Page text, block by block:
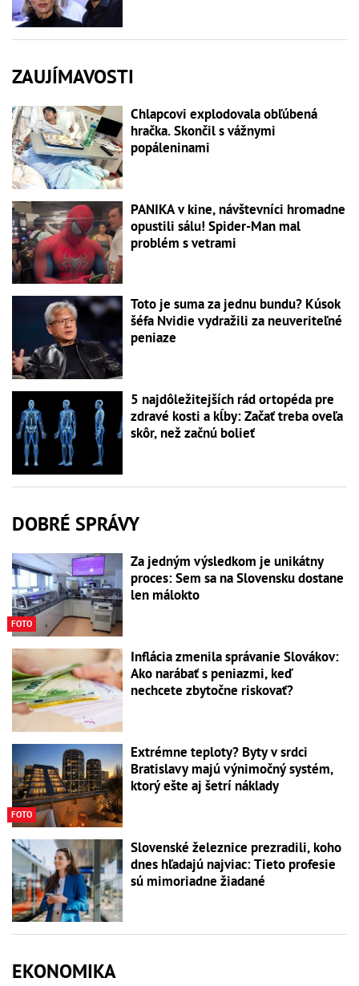
ZAUJÍMAVOSTI
Chlapcovi explodovala obľúbená
hračka. Skončil s vážnymi
popáleninami
PANIKA v kine, návštevníci hromadne
opustili sálu! Spider-Man mal
problém s vetrami
Toto je suma za jednu bundu? Kúsok
šéfa Nvidie vydražili za neuveriteľné
peniaze
5 najdôležitejších rád ortopéda pre
zdravé kosti a kĺby: Začať treba oveľa
skôr, než začnú bolieť
DOBRÉ SPRÁVY
FOTO
Za jedným výsledkom je unikátny
proces: Sem sa na Slovensku dostane
len málokto
Inflácia zmenila správanie Slovákov:
Ako narábať s peniazmi, keď
nechcete zbytočne riskovať?
FOTO
Extrémne teploty? Byty v srdci
Bratislavy majú výnimočný systém,
ktorý ešte aj šetrí náklady
Slovenské železnice prezradili, koho
dnes hľadajú najviac: Tieto profesie
sú mimoriadne žiadané
EKONOMIKA